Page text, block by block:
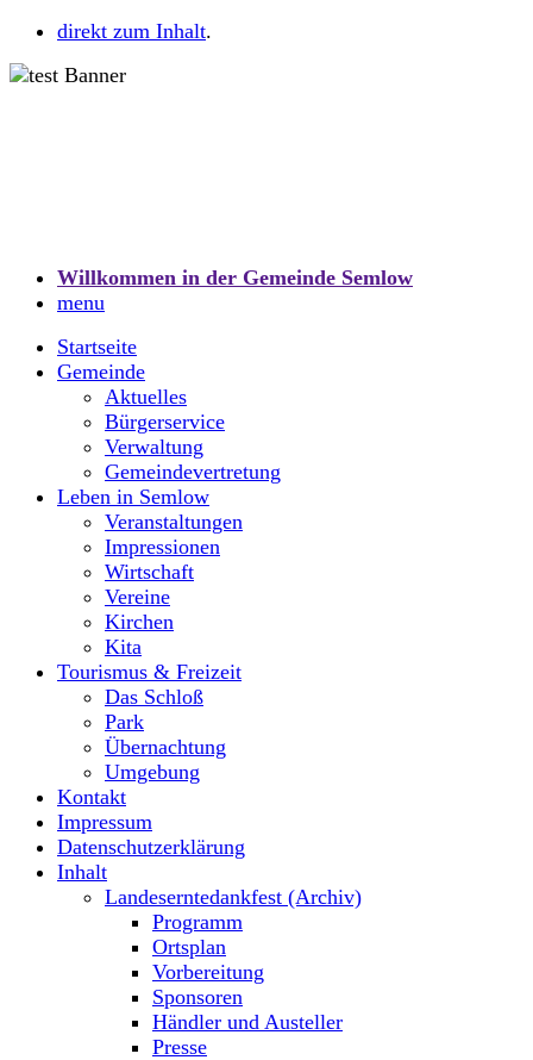
direkt zum Inhalt.
Willkommen in der Gemeinde Semlow
menu
Startseite
Gemeinde
Aktuelles
Bürgerservice
Verwaltung
Gemeindevertretung
Leben in Semlow
Veranstaltungen
Impressionen
Wirtschaft
Vereine
Kirchen
Kita
Tourismus & Freizeit
Das Schloß
Park
Übernachtung
Umgebung
Kontakt
Impressum
Datenschutzerklärung
Inhalt
Landeserntedankfest (Archiv)
Programm
Ortsplan
Vorbereitung
Sponsoren
Händler und Austeller
Presse